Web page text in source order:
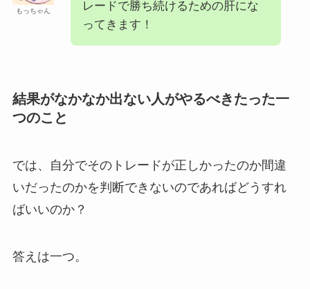
もっちゃん
レードで勝ち続けるための肝にな
ってきます！
結果がなかなか出ない人がやるべきたった一
つのこと
では、自分でそのトレードが正しかったのか間違
いだったのかを判断できないのであればどうすれ
ばいいのか？
答えは一つ。